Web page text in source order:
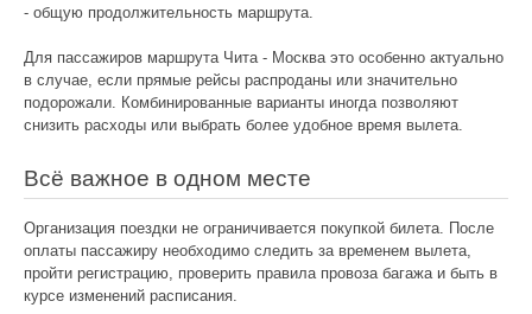
- общую продолжительность маршрута.
Для пассажиров маршрута Чита - Москва это особенно актуально
в случае, если прямые рейсы распроданы или значительно
подорожали. Комбинированные варианты иногда позволяют
снизить расходы или выбрать более удобное время вылета.
Всё важное в одном месте
Организация поездки не ограничивается покупкой билета. После
оплаты пассажиру необходимо следить за временем вылета,
пройти регистрацию, проверить правила провоза багажа и быть в
курсе изменений расписания.